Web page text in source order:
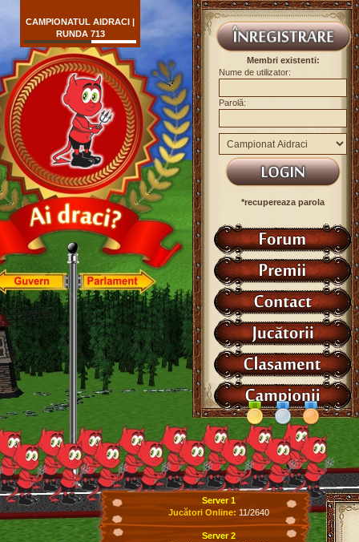
CAMPIONATUL AIDRACI |
RUNDA 713
Membri existenti:
Nume de utilizator:
Parolă:
*recupereaza parola
Server 1
Jucători Online: 11/2640
Server 2